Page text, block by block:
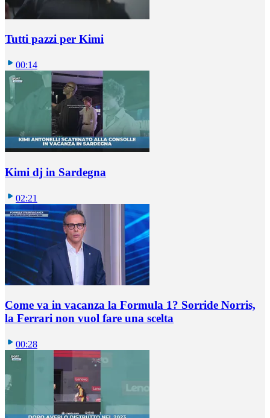
Tutti pazzi per Kimi
00:14
Kimi dj in Sardegna
02:21
Come va in vacanza la Formula 1? Sorride Norris,
la Ferrari non vuol fare una scelta
00:28